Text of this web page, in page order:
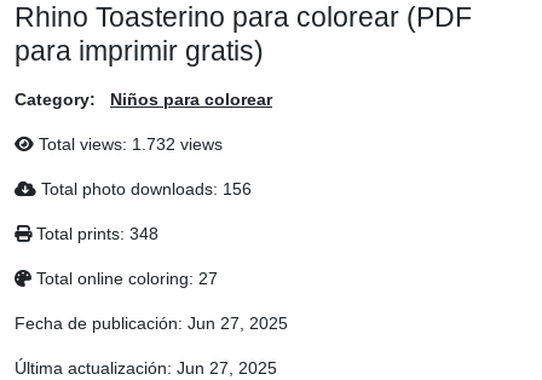
Rhino Toasterino para colorear (PDF
para imprimir gratis)
Category: Niños para colorear
Total views: 1.732 views
Total photo downloads: 156
Total prints: 348
Total online coloring: 27
Fecha de publicación: Jun 27, 2025
Última actualización: Jun 27, 2025